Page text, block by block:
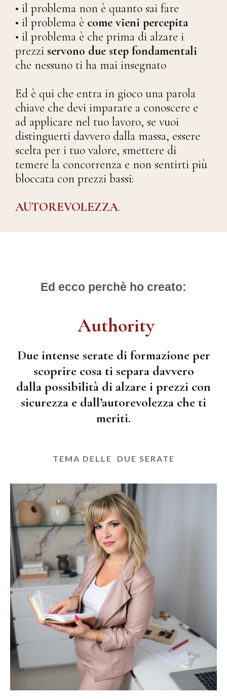
• il problema non è quanto sai fare
• il problema è come vieni percepita
• il problema è che prima di alzare i
prezzi servono due step fondamentali
che nessuno ti ha mai insegnato
Ed è qui che entra in gioco una parola
chiave che devi imparare a conoscere e
ad applicare nel tuo lavoro, se vuoi
distinguerti davvero dalla massa, essere
scelta per i tuo valore, smettere di
temere la concorrenza e non sentirti più
bloccata con prezzi bassi:
AUTOREVOLEZZA.
Ed ecco perchè ho creato:
Authority
Due intense serate di formazione per
scoprire cosa ti separa davvero
dalla possibilità di alzare i prezzi con
sicurezza e dall’autorevolezza che ti
meriti.
TEMA DELLE DUE SERATE